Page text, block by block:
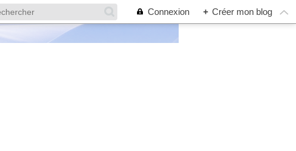
Connexion + Créer mon blog